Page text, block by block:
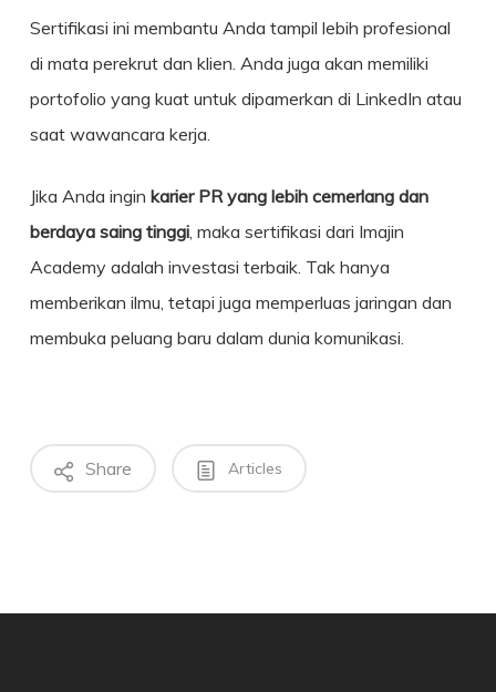
Sertifikasi ini membantu Anda tampil lebih profesional
di mata perekrut dan klien. Anda juga akan memiliki
portofolio yang kuat untuk dipamerkan di LinkedIn atau
saat wawancara kerja.
Jika Anda ingin karier PR yang lebih cemerlang dan
berdaya saing tinggi, maka sertifikasi dari Imajin
Academy adalah investasi terbaik. Tak hanya
memberikan ilmu, tetapi juga memperluas jaringan dan
membuka peluang baru dalam dunia komunikasi.
Share Articles